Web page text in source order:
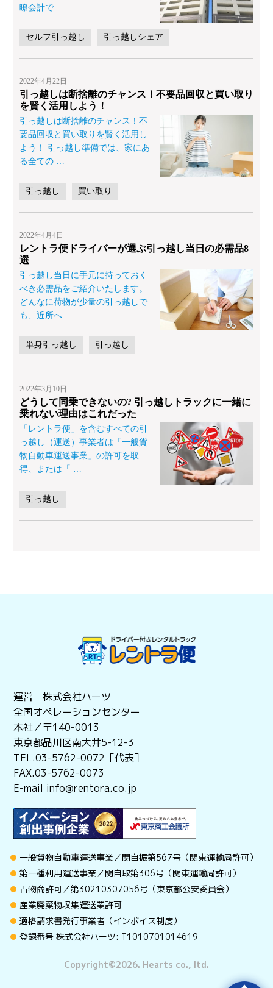
瞭会計で …
セルフ引っ越し 引っ越しシェア
2022年4月22日
引っ越しは断捨離のチャンス！不要品回収と買い取り
を賢く活用しよう！
引っ越しは断捨離のチャンス！不
要品回収と買い取りを賢く活用し
よう！ 引っ越し準備では、家にあ
る全ての
引っ越し 買い取り
2022年4月4日
レントラ便ドライバーが選ぶ引っ越し当日の必需品8
選
引っ越し当日に手元に持っておく
べき必需品をご紹介いたします。
どんなに荷物が少量の引っ越しで
も、近所へ …
単身引っ越し 引っ越し
2022年3月10日
どうして同乗できないの? 引っ越しトラックに一緒に
乗れない理由はこれだった
「レントラ便」を含むすべての引
っ越し（運送）事業者は「一般貨
物自動車運送事業」の許可を取
得、または「
引っ越し
運営 株式会社ハーツ
全国オペレーションセンター
本社／〒140-0013
東京都品川区南大井5-12-3
TEL.03-5762-0072［代表］
FAX.03-5762-0073
E-mail info@rentora.co.jp
一般貨物自動車運送事業／関自振第567号（関東運輸局許可）
第一種利用運送事業／関自取第306号（関東運輸局許可）
古物商許可／第30210307056号（東京都公安委員会）
産業廃棄物収集運送業許可
適格請求書発行事業者（インボイス制度）
登録番号 株式会社ハーツ: T1010701014619
Copyright©︎2026. Hearts co., ltd.